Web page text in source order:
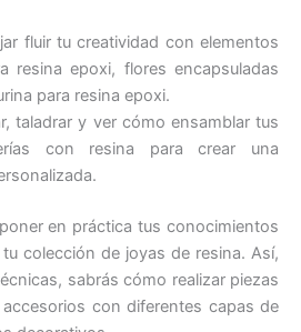
fluir tu creatividad con elementos
resina epoxi, flores encapsuladas
para resina epoxi.
taladrar y ver cómo ensamblar tus
con resina para crear una
en práctica tus conocimientos
colección de joyas de resina. Así,
sabrás cómo realizar piezas
con diferentes capas de